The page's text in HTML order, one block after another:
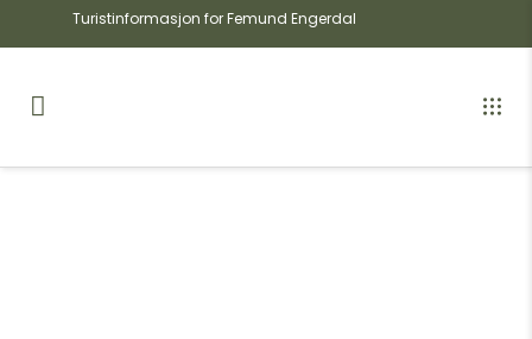
Turistinformasjon for Femund Engerdal